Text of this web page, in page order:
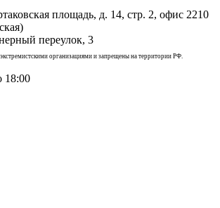
площадь, д. 14, стр. 2, офис 2210
переулок, 3
организациями и запрещены на территории РФ.
18:00